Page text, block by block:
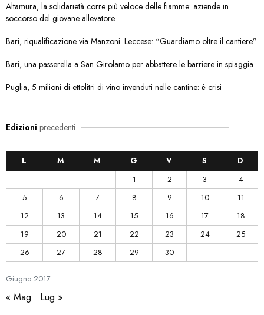
Altamura, la solidarietà corre più veloce delle fiamme: aziende in
soccorso del giovane allevatore
Bari, riqualificazione via Manzoni. Leccese: “Guardiamo oltre il cantiere”
Bari, una passerella a San Girolamo per abbattere le barriere in spiaggia
Puglia, 5 milioni di ettolitri di vino invenduti nelle cantine: è crisi
Edizioni precedenti
Giugno 2017
L M M G V S
D
1
2 3
4
5
6 7 8 9 10
11
12
13 14 15 16 17
18
19
20 21 22 23 24
25
26
27 28 29 30
« Mag Lug »